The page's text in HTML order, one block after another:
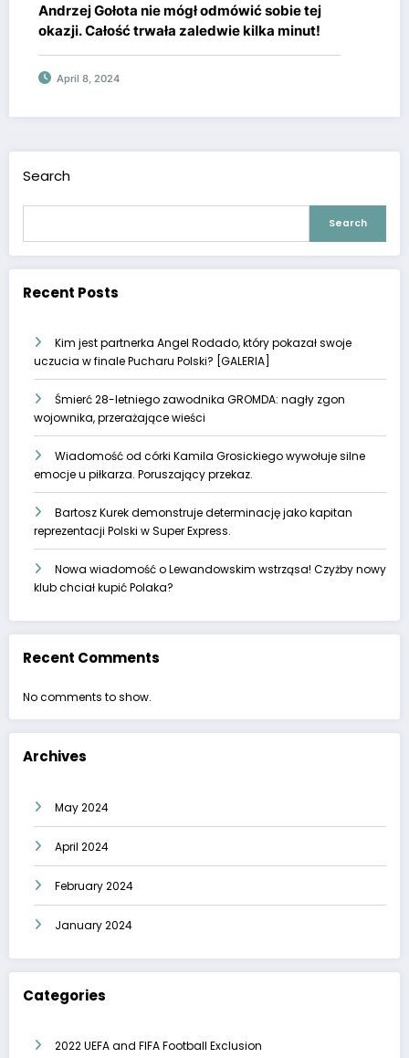
Andrzej Gołota nie mógł odmówić sobie tej
okazji. Całość trwała zaledwie kilka minut!
April 8, 2024
Search
Search
Recent Posts
Kim jest partnerka Angel Rodado, który pokazał swoje
uczucia w finale Pucharu Polski? [GALERIA]
Śmierć 28-letniego zawodnika GROMDA: nagły zgon
wojownika, przerażające wieści
Wiadomość od córki Kamila Grosickiego wywołuje silne
emocje u piłkarza. Poruszający przekaz.
Bartosz Kurek demonstruje determinację jako kapitan
reprezentacji Polski w Super Express.
Nowa wiadomość o Lewandowskim wstrząsa! Czyżby nowy
klub chciał kupić Polaka?
Recent Comments
No comments to show.
Archives
May 2024
April 2024
February 2024
January 2024
Categories
2022 UEFA and FIFA Football Exclusion